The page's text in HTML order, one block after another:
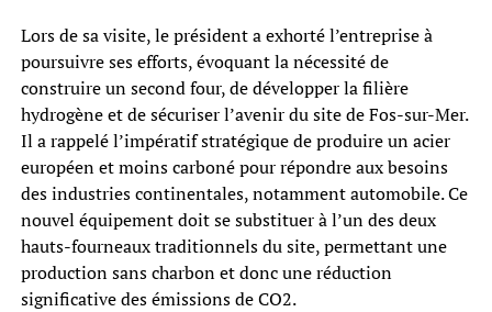
Lors de sa visite, le président a exhorté l’entreprise à
poursuivre ses efforts, évoquant la nécessité de
construire un second four, de développer la filière
hydrogène et de sécuriser l’avenir du site de Fos-sur-Mer.
Il a rappelé l’impératif stratégique de produire un acier
européen et moins carboné pour répondre aux besoins
des industries continentales, notamment automobile. Ce
nouvel équipement doit se substituer à l’un des deux
hauts-fourneaux traditionnels du site, permettant une
production sans charbon et donc une réduction
significative des émissions de CO2.